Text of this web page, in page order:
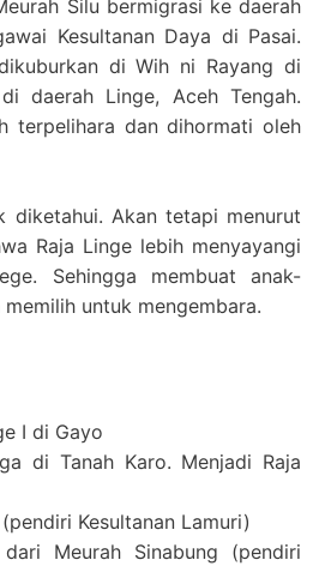
Silu bermigrasi ke daerah
Kesultanan Daya di Pasai.
di Wih ni Rayang di
daerah Linge, Aceh Tengah.
terpelihara dan dihormati oleh
diketahui. Akan tetapi menurut
Raja Linge lebih menyayangi
Sehingga membuat anak-
untuk mengembara.
I di Gayo
di Tanah Karo. Menjadi Raja
Kesultanan Lamuri)
Meurah Sinabung (pendiri